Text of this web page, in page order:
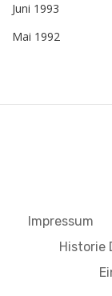
Juni 1993
Mai 1992
Impressum
Historie